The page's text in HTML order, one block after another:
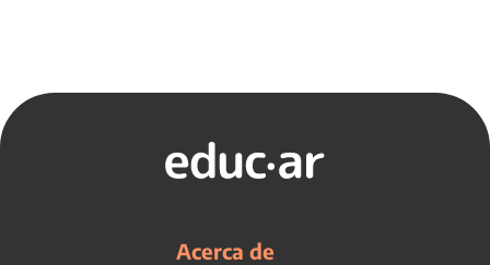
Acerca de